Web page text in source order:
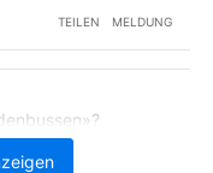
TEILEN MELDUNG
kommentierten
und